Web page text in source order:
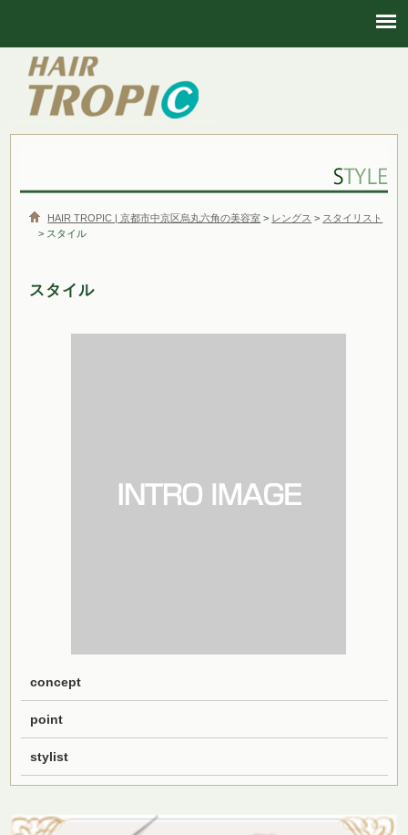
HAIR TROPIC | 京都市中京区烏丸六角の美容室 > レングス > スタイリスト
> スタイル
スタイル
concept
point
stylist